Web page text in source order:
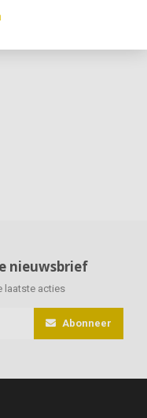
nieuwsbrief
laatste acties
Abonneer